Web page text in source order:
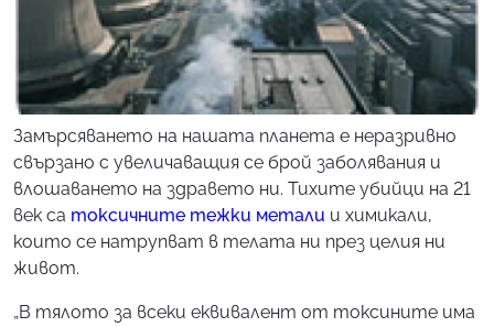
Замърсяването на нашата планета е неразривно
свързано с увеличаващия се брой заболявания и
влошаването на здравето ни. Тихите убийци на 21
век са токсичните тежки метали и химикали,
които се натрупват в телата ни през целия ни
живот.
„В тялото за всеки еквивалент от токсините има